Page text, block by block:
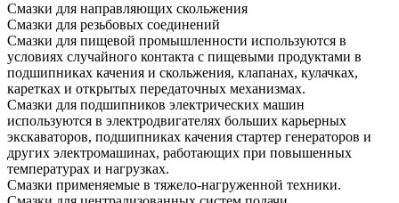
Смазки для направляющих скольжения
Смазки для резьбовых соединений
Смазки для пищевой промышленности используются в
условиях случайного контакта с пищевыми продуктами в
подшипниках качения и скольжения, клапанах, кулачках,
каретках и открытых передаточных механизмах.
Смазки для подшипников электрических машин
используются в электродвигателях больших карьерных
экскаваторов, подшипниках качения стартер генераторов и
других электромашинах, работающих при повышенных
температурах и нагрузках.
Смазки применяемые в тяжело-нагруженной техники.